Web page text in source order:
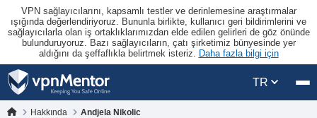
VPN sağlayıcılarını, kapsamlı testler ve derinlemesine araştırmalar
ışığında değerlendiriyoruz. Bununla birlikte, kullanıcı geri bildirimlerini ve
sağlayıcılarla olan iş ortaklıklarımızdan elde edilen gelirleri de göz önünde
bulunduruyoruz. Bazı sağlayıcıların, çatı şirketimiz bünyesinde yer
aldığını da şeffaflıkla belirtmek isteriz. Daha fazla bilgi için
TR
Hakkında Andjela Nikolic